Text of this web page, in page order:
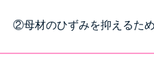
②母材のひずみを抑えるため